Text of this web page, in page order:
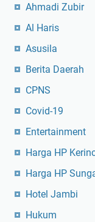
Ahmadi Zubir
Al Haris
Asusila
Berita Daerah
CPNS
Covid-19
Entertainment
Harga HP
Harga HP
Hotel Jambi
Hukum